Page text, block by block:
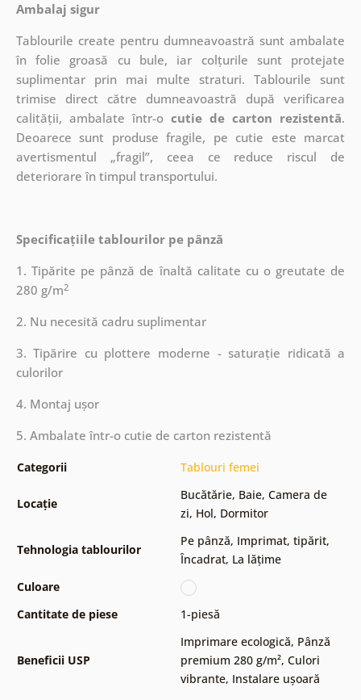
Ambalaj sigur
Tablourile create pentru dumneavoastră sunt ambalate
în folie groasă cu bule, iar colțurile sunt protejate
suplimentar prin mai multe straturi.Tablourile sunt
trimise direct către dumneavoastră după verificarea
calității, ambalate într-o cutie de carton rezistentă.
Deoarece sunt produse fragile, pe cutie este marcat
avertismentul „fragil”, ceea ce reduce riscul de
deteriorare în timpul transportului.
Specificațiile tablourilor pe pânză
1. Tipărite pe pânză de înaltă calitate cu o greutate de
280 g/m2
2. Nu necesită cadru suplimentar
3. Tipărire cu plottere moderne - saturație ridicată a
culorilor
4. Montaj ușor
5. Ambalate într-o cutie de carton rezistentă
Categorii Tablouri femei
Locație
Bucătărie, Baie, Camera de
zi, Hol, Dormitor
Tehnologia tablourilor
Pe pânză, Imprimat, tipărit,
Încadrat, La lățime
Culoare
Cantitate de piese
1-piesă
Beneficii USP
Imprimare ecologică, Pânză
premium 280 g/m², Culori
vibrante, Instalare ușoară